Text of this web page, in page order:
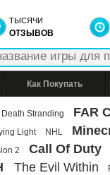
ТЫСЯЧИ
ОТЗЫВОВ
Как Покупать
Death Stranding FAR
Light NHL
2 Call Of Duty
The Evil Within